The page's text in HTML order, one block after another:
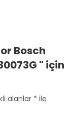
Bosch
" için
alanlar * ile